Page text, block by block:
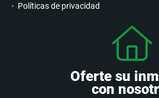
Políticas de privacidad
Oferte su
con